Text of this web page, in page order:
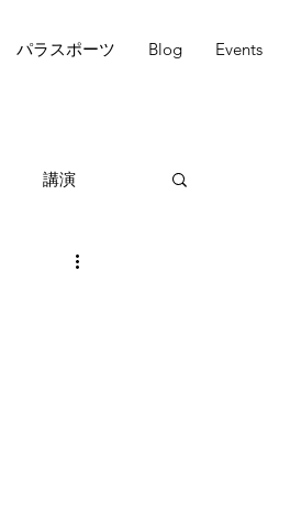
パラスポーツ Blog Events
講演